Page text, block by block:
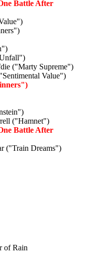
Battle After
("Marty Supreme")
Value")
("Hamnet")
Battle After
("Train Dreams")
of Rain